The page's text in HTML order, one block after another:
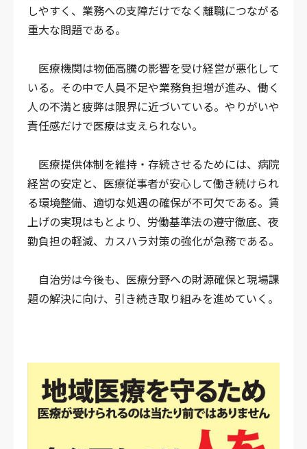
しやすく、業務への支障だけでなく離職につながる
重大な問題である。
医療機関は物価高騰の影響を受け経営が悪化して
いる。その中で人員不足や業務負担増が進み、働く
人の不満と疲弊は限界に近づいている。やりがいや
責任感だけで医療は支えられない。
医療提供体制を維持・存続させるためには、病院
経営の安定と、医療従事者が安心して働き続けられ
る環境整備、適切な処遇の確保が不可欠である。賃
上げの実現はもとより、労働基準法の遵守徹底、夜
勤負担の軽減、カスハラ対策の強化が急務である。
自治労は今後も、医療分野への財源確保と現場課
題の解決に向け、引き続き取り組みを進めていく。